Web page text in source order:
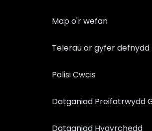
Map o'r wefan
Telerau ar gyfer defnydd
Polisi Cwcis
Datganiad Preifatrwydd
Datganiad Hygyrchedd